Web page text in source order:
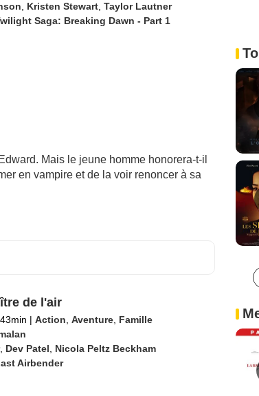
, Kristen Stewart, Taylor Lautner
Saga: Breaking Dawn - Part 1
Mais le jeune homme honorera-t-il
en vampire et de la voir renoncer à sa
de l'air
| Action, Aventure, Famille
, Dev Patel, Nicola Peltz Beckham
Airbender